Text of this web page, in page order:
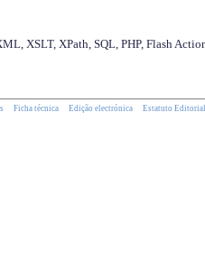
XSLT, XPath, SQL, PHP, Flash
Ficha técnica Edição electrónica Estatuto Editorial